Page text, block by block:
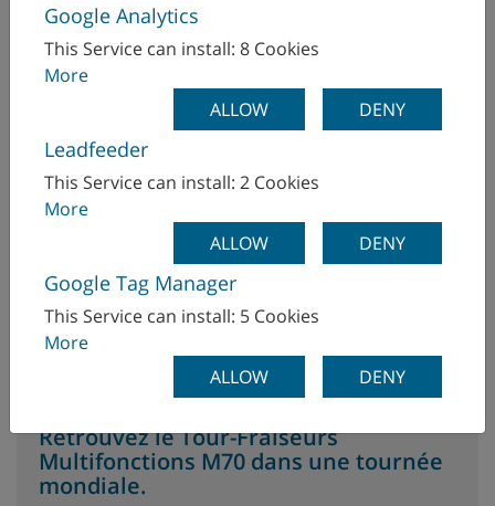
n’a jamais considéré…
EN SAVOIR PLUS
Retrouvez le Tour-Fraiseurs
Multifonctions M70 dans une tournée
mondiale.
Google Analytics
This Service can install: 8 Cookies
More
ALLOW
DENY
Leadfeeder
This Service can install: 2 Cookies
More
ALLOW
DENY
Google Tag Manager
This Service can install: 5 Cookies
More
ALLOW
DENY